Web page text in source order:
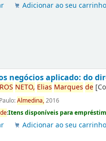
Adicionar ao seu carrinho
negócios aplicado: do
NETO, Elias Marques de
Almedina,2016
de:Itens disponíveis para
Adicionar ao seu carrinho